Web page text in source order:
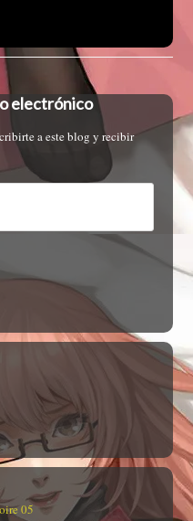
electrónico
a este blog y recibir
05